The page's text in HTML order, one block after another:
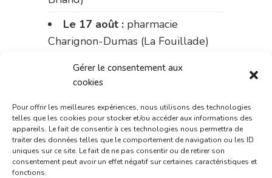
Gérer le consentement aux
cookies
Pour offrir les meilleures expériences, nous utilisons des technologies
telles que les cookies pour stocker et/ou accéder aux informations des
appareils. Le fait de consentir à ces technologies nous permettra de
traiter des données telles que le comportement de navigation ou les ID
uniques sur ce site. Le fait de ne pas consentir ou de retirer son
consentement peut avoir un effet négatif sur certaines caractéristiques et
fonctions.
Le 17 août : pharmacie
Charignon-Dumas (La Fouillade)
du 17 au 21 août :pharmacie
Palobart (Laguépie)
du 21 au 28 août :pharmacie
Dupont (place de la République)
du 28 au 31 août :pharmacie
Bonnemaire (rue Saint-Jacques)